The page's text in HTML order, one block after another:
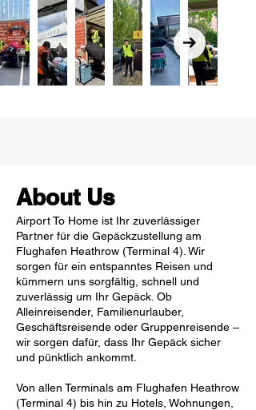
About Us
Airport To Home ist Ihr zuverlässiger
Partner für die Gepäckzustellung am
Flughafen Heathrow (Terminal 4). Wir
sorgen für ein entspanntes Reisen und
kümmern uns sorgfältig, schnell und
zuverlässig um Ihr Gepäck. Ob
Alleinreisender, Familienurlauber,
Geschäftsreisende oder Gruppenreisende –
wir sorgen dafür, dass Ihr Gepäck sicher
und pünktlich ankommt.
Von allen Terminals am Flughafen Heathrow
(Terminal 4) bis hin zu Hotels, Wohnungen,